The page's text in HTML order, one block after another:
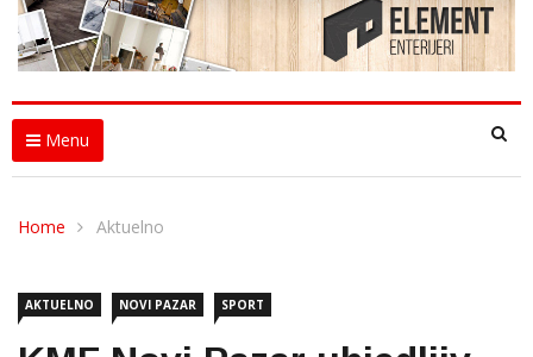
Menu
Home Aktuelno
AKTUELNO NOVI PAZAR SPORT